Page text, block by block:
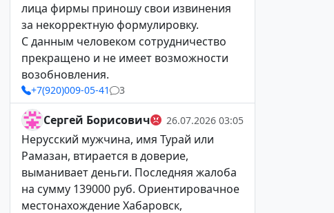
лица фирмы приношу свои извинения
за некорректную формулировку.
С данным человеком сотрудничество
прекращено и не имеет возможности
возобновления.
+7(920)009-05-41 3
Сергей Борисович 26.07.2026 03:05
Нерусский мужчина, имя Турай или
Рамазан, втирается в доверие,
выманивает деньги. Последняя жалоба
на сумму 139000 руб. Ориентировачное
местонахождение Хабаровск,